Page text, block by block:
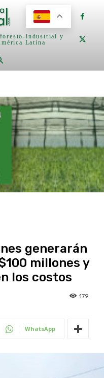
industrial y
Latina
generarán
millones y
los costos
179
WhatsApp